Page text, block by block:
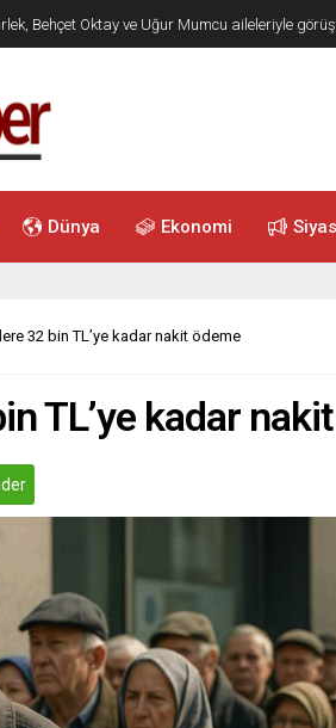
Behçet Oktay ve Uğur Mumcu aileleriyle
Dünya Ekonomi
32 bin TL’ye kadar nakit ödeme
TL’ye kadar